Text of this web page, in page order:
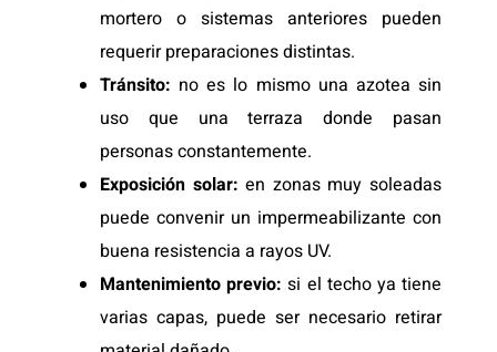
mortero o sistemas anteriores pueden
requerir preparaciones distintas.
Tránsito: no es lo mismo una azotea sin
uso que una terraza donde pasan
personas constantemente.
Exposición solar: en zonas muy soleadas
puede convenir un impermeabilizante con
buena resistencia a rayos UV.
Mantenimiento previo: si el techo ya tiene
varias capas, puede ser necesario retirar